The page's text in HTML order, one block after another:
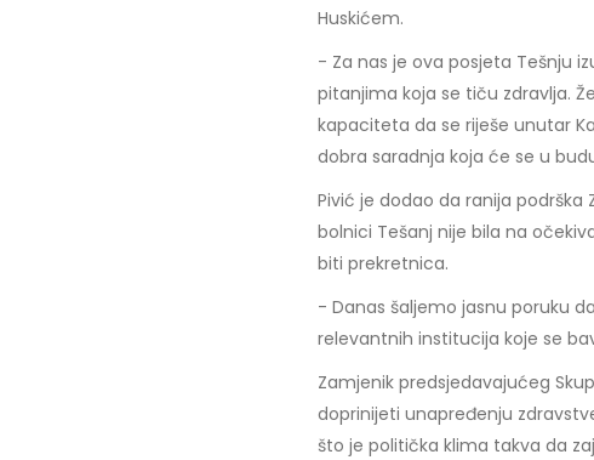
Huskićem.
- Za nas je ova posjeta Tešnju
pitanjima koja se tiču zdravlja.
kapaciteta da se riješe unutar
dobra saradnja koja će se u
Pivić je dodao da ranija
bolnici Tešanj nije bila na
biti prekretnica.
- Danas šaljemo jasnu poruku
relevantnih institucija koje se
Zamjenik predsjedavajućeg
doprinijeti unapređenju
što je politička klima takva da